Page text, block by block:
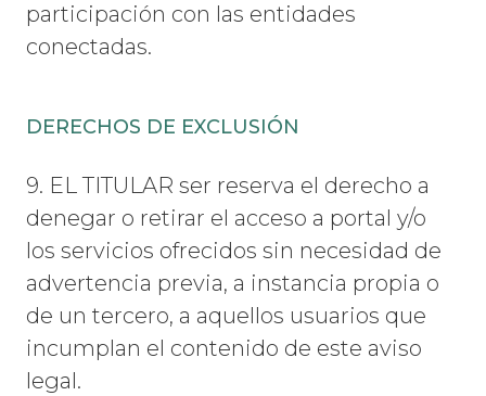
participación con las entidades
conectadas.
DERECHOS DE EXCLUSIÓN
9. EL TITULAR ser reserva el derecho a
denegar o retirar el acceso a portal y/o
los servicios ofrecidos sin necesidad de
advertencia previa, a instancia propia o
de un tercero, a aquellos usuarios que
incumplan el contenido de este aviso
legal.